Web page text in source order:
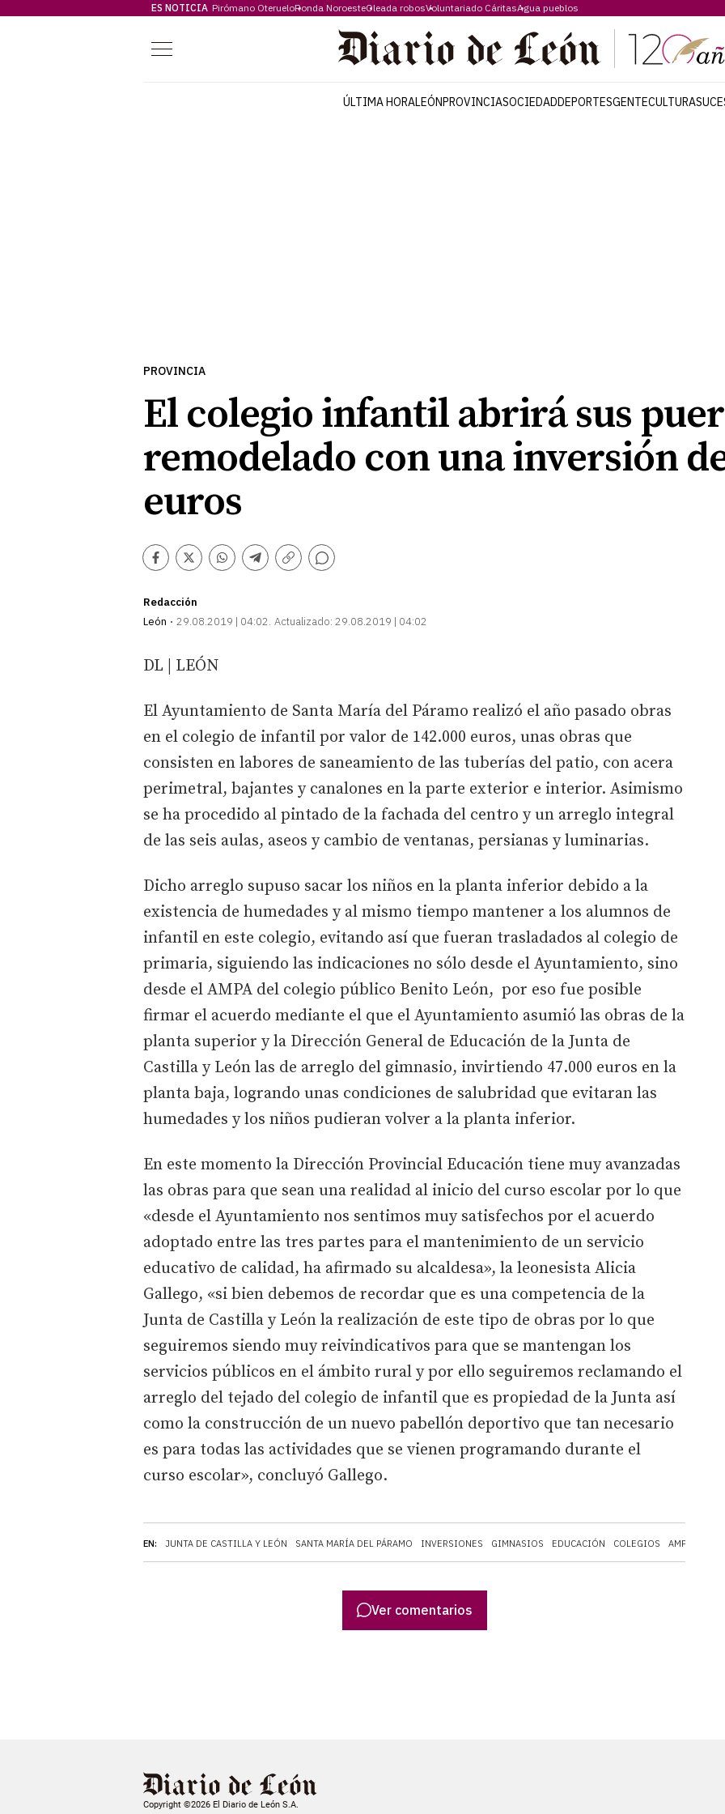
ES NOTICIA Pirómano OterueloRonda NoroesteOleada robosVoluntariado CáritasAgua pueblos
Menú
ÚLTIMA HORALEÓNPROVINCIASOCIEDADDEPORTESGENTECULTURA
PROVINCIA
El colegio infantil abrirá sus
remodelado con una inversión
euros
Facebook
TwitterWhatsapp
Telegram
Copiar
Comentarios
Redacción
León
29.08.2019 | 04:02 Actualizado: 29.08.2019 | 04:02
EN: JUNTA DE CASTILLA Y LEÓN SANTA MARÍA DEL PÁRAMO INVERSIONES GIMNASIOS EDUCACIÓN COLEGIOS AMPA
DL | LEÓN
El Ayuntamiento de Santa María del Páramo realizó el año pasado obras
en el colegio de infantil por valor de 142.000 euros, unas obras que
consisten en labores de saneamiento de las tuberías del patio, con acera
perimetral, bajantes y canalones en la parte exterior e interior. Asimismo
se ha procedido al pintado de la fachada del centro y un arreglo integral
de las seis aulas, aseos y cambio de ventanas, persianas y luminarias.
Dicho arreglo supuso sacar los niños en la planta inferior debido a la
existencia de humedades y al mismo tiempo mantener a los alumnos de
infantil en este colegio, evitando así que fueran trasladados al colegio de
primaria, siguiendo las indicaciones no sólo desde el Ayuntamiento, sino
desde el AMPA del colegio público Benito León, por eso fue posible
firmar el acuerdo mediante el que el Ayuntamiento asumió las obras de la
planta superior y la Dirección General de Educación de la Junta de
Castilla y León las de arreglo del gimnasio, invirtiendo 47.000 euros en la
planta baja, logrando unas condiciones de salubridad que evitaran las
humedades y los niños pudieran volver a la planta inferior.
En este momento la Dirección Provincial Educación tiene muy avanzadas
las obras para que sean una realidad al inicio del curso escolar por lo que
«desde el Ayuntamiento nos sentimos muy satisfechos por el acuerdo
adoptado entre las tres partes para el mantenimiento de un servicio
educativo de calidad, ha afirmado su alcaldesa», la leonesista Alicia
Gallego, «si bien debemos de recordar que es una competencia de la
Junta de Castilla y León la realización de este tipo de obras por lo que
seguiremos siendo muy reivindicativos para que se mantengan los
servicios públicos en el ámbito rural y por ello seguiremos reclamando el
arreglo del tejado del colegio de infantil que es propiedad de la Junta así
como la construcción de un nuevo pabellón deportivo que tan necesario
es para todas las actividades que se vienen programando durante el
curso escolar», concluyó Gallego.
Ver comentarios
Copyright ©2026 El Diario de León S.A.